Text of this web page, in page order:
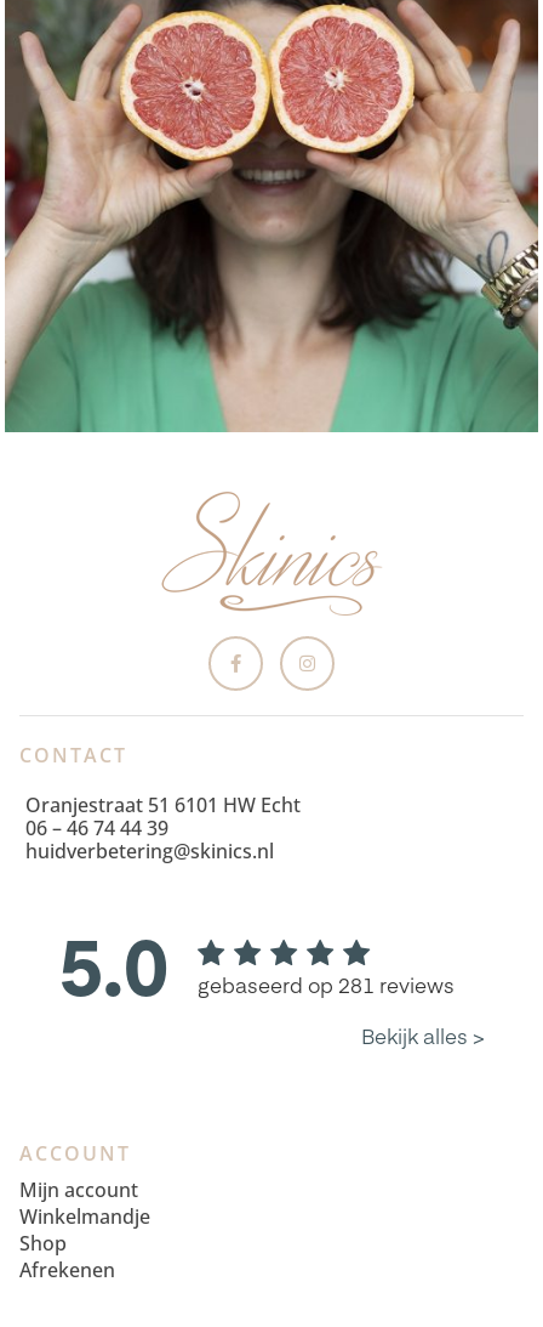
CONTACT
Oranjestraat 51 6101 HW Echt
06 – 46 74 44 39
huidverbetering@skinics.nl
ACCOUNT
Mijn account
Winkelmandje
Shop
Afrekenen